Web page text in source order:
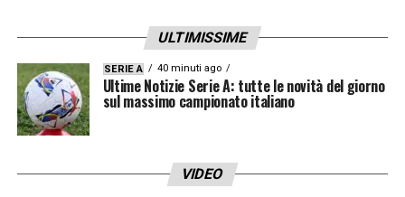
ha un nuovo avversario. Al 61′ chiede scusa
perché sbaglia un’imbucata e poi va a
commettere fallo su Joao Felix, generoso
nei ripiegamenti difensivi. Al 65′ buono
sinistra pr Alex Buena.Premia poi bene la
ULTIMISSIME
SERIE A 40 minuti ago
Ultime Notizie Serie A: tutte le novità del giorno
sul massimo campionato italiano
VIDEO